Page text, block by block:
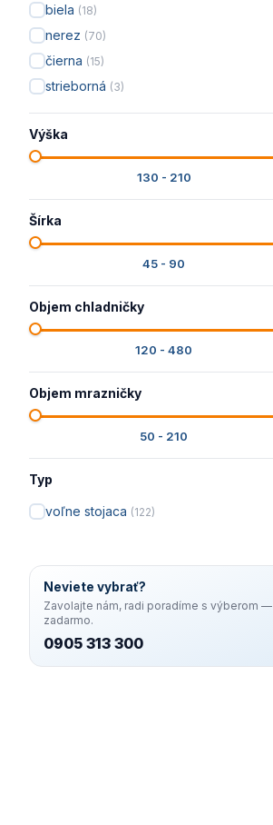
biela (18)
nerez (70)
čierna (15)
strieborná (3)
Výška
130 - 210
Šírka
45 - 90
Objem chladničky
120 - 480
Objem mrazničky
50 - 210
Typ
voľne stojaca (122)
Neviete vybrať?
Zavolajte nám, radi poradíme s výberom —
zadarmo.
0905 313 300